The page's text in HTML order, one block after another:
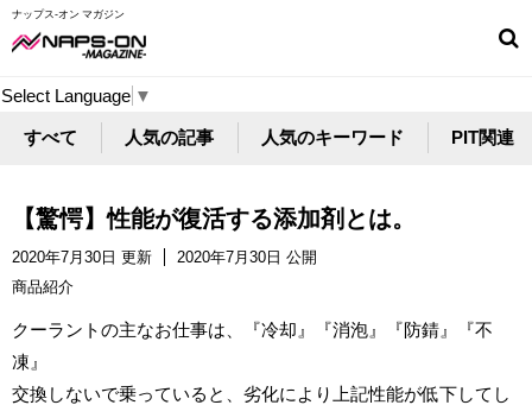
ナップス-オン マガジン
Select Language ▼
すべて 人気の記事 人気のキーワード PIT関連
【驚愕】性能が復活する添加剤とは。
2020年7月30日 更新
2020年7月30日 公開
商品紹介
クーラントの主なお仕事は、『冷却』『消泡』『防錆』『不
凍』
交換しないで乗っていると、劣化により上記性能が低下してし